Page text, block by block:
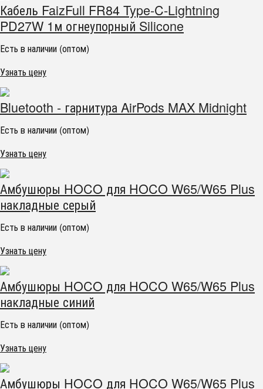
Кабель FaizFull FR84 Type-C-Lightning
PD27W 1м огнеупорный Silicone
Есть в наличии (оптом)
Узнать цену
Bluetooth - гарнитура AirPods MAX Midnight
Есть в наличии (оптом)
Узнать цену
Амбушюры HOCO для HOCO W65/W65 Plus
накладные серый
Есть в наличии (оптом)
Узнать цену
Амбушюры HOCO для HOCO W65/W65 Plus
накладные синий
Есть в наличии (оптом)
Узнать цену
Амбушюры HOCO для HOCO W65/W65 Plus